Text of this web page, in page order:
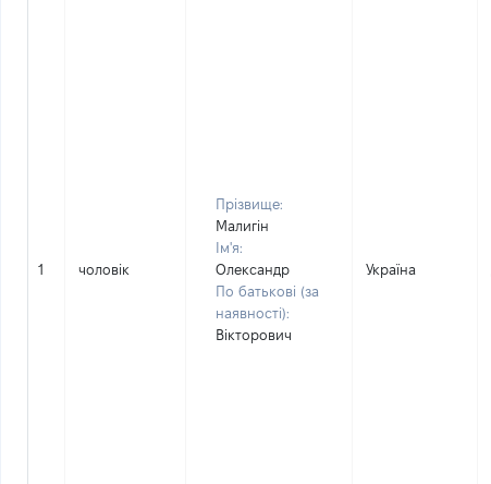
1 чоловік
Прізвище:
Малигін
Ім'я:
Олександр
По батькові (за
наявності):
Вікторович
Україна